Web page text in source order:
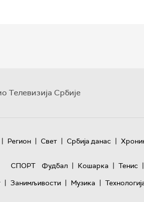
Телевизија Србије
| Регион | Свет | Србија данас |
СПОРТ
Фудбал | Кошарка | Тенис |
| Занимљивости | Музика |